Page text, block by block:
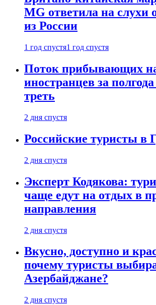
MG ответила на слухи
из России
1 год спустя1 год спустя
Поток прибывающих
иностранцев за
треть
2 дня спустя
Российские туристы в
2 дня спустя
Эксперт Кодякова:
чаще едут на отдых в
направления
2 дня спустя
Вкусно, доступно и
почему туристы
Азербайджане?
2 дня спустя